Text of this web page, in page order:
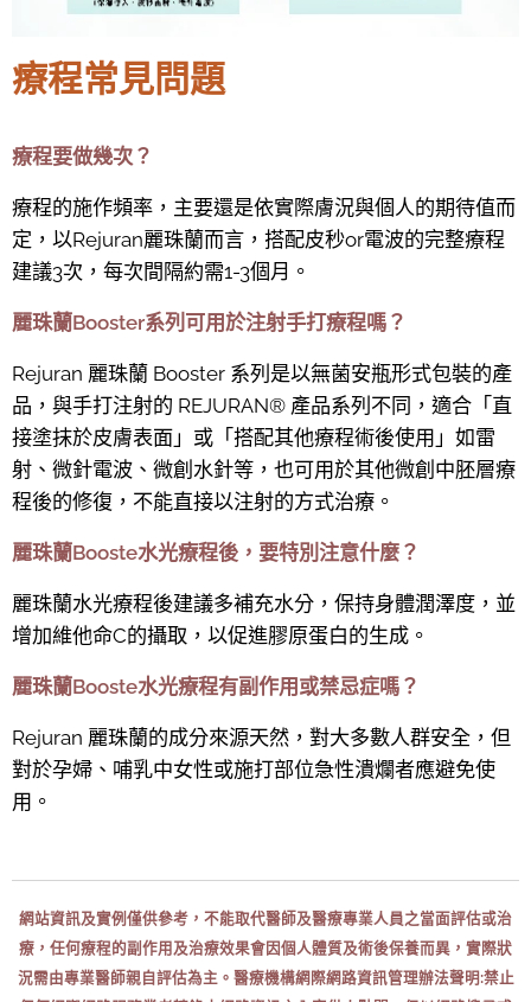
療程常見問題
療程要做幾次？
療程的施作頻率，主要還是依實際膚況與個人的期待值而
定，以Rejuran麗珠蘭而言，搭配皮秒or電波的完整療程
建議3次，每次間隔約需1-3個月。
麗珠蘭Booster系列可用於注射手打療程嗎？
Rejuran 麗珠蘭 Booster 系列是以無菌安瓶形式包裝的產
品，與手打注射的 REJURAN® 產品系列不同，適合「直
接塗抹於皮膚表面」或「搭配其他療程術後使用」如雷
射、微針電波、微創水針等，也可用於其他微創中胚層療
程後的修復，不能直接以注射的方式治療。
麗珠蘭Booste水光療程後，要特別注意什麼？
麗珠蘭水光療程後建議多補充水分，保持身體潤澤度，並
增加維他命C的攝取，以促進膠原蛋白的生成。
麗珠蘭Booste水光療程有副作用或禁忌症嗎？
Rejuran 麗珠蘭的成分來源天然，對大多數人群安全，但
對於孕婦、哺乳中女性或施打部位急性潰爛者應避免使
用。
網站資訊及實例僅供參考，不能取代醫師及醫療專業人員之當面評估或治
療，任何療程的副作用及治療效果會因個人體質及術後保養而異，實際狀
況需由專業醫師親自評估為主。 醫療機構網際網路資訊管理辦法聲明:禁止